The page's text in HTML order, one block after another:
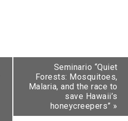
Seminario “Quiet
Forests: Mosquitoes,
Malaria, and the race to
save Hawaii’s
honeycreepers” »